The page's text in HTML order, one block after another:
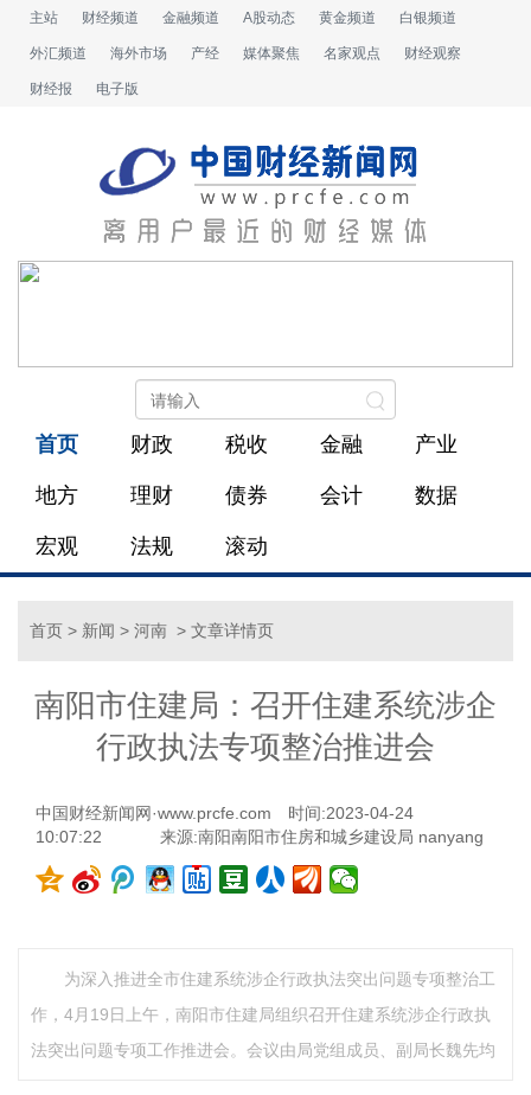
主站 财经频道 金融频道 A股动态 黄金频道 白银频道
外汇频道 海外市场 产经 媒体聚焦 名家观点 财经观察
财经报 电子版
首页 财政 税收 金融 产业
地方 理财 债券 会计 数据
宏观 法规 滚动
首页 > 新闻 > 河南 > 文章详情页
南阳市住建局：召开住建系统涉企
行政执法专项整治推进会
中国财经新闻网·www.prcfe.com
时间:2023-04-24
10:07:22
来源:南阳南阳市住房和城乡建设局 nanyang
为深入推进全市住建系统涉企行政执法突出问题专项整治工
作，4月19日上午，南阳市住建局组织召开住建系统涉企行政执
法突出问题专项工作推进会。会议由局党组成员、副局长魏先均